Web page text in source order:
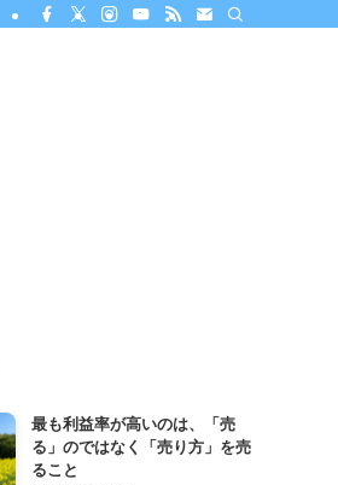
最も利益率が高いのは、「売
る」のではなく「売り方」を売
ること